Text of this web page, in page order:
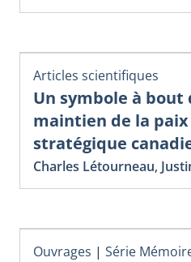
Articles scientifiques
Un symbole à bout
maintien de la
stratégique
Charles Létourneau,
Ouvrages | Série